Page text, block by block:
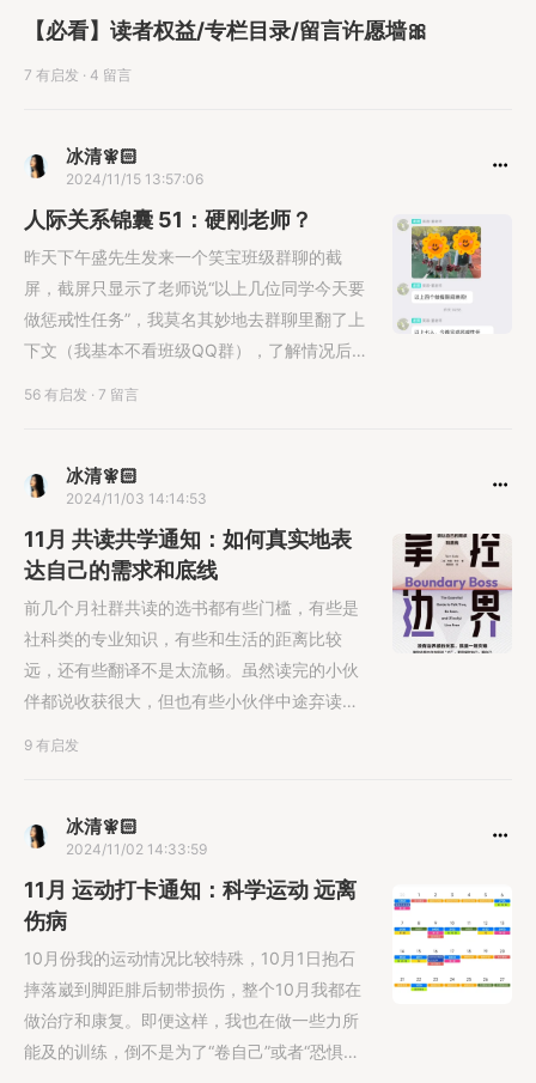
【必看】读者权益/专栏目录/留言许愿墙🎀
7 有启发 · 4 留言
冰清🧚🏻
2024/11/15 13:57:06
人际关系锦囊 51：硬刚老师？
昨天下午盛先生发来一个笑宝班级群聊的截
屏，截屏只显示了老师说“以上几位同学今天要
做惩戒性任务”，我莫名其妙地去群聊里翻了上
下文（我基本不看班级QQ群），了解情况后，
56 有启发 · 7 留言
冰清🧚🏻
2024/11/03 14:14:53
11月 共读共学通知：如何真实地表
达自己的需求和底线
前几个月社群共读的选书都有些门槛，有些是
社科类的专业知识，有些和生活的距离比较
远，还有些翻译不是太流畅。虽然读完的小伙
伴都说收获很大，但也有些小伙伴中途弃读比
9 有启发
冰清🧚🏻
2024/11/02 14:33:59
11月 运动打卡通知：科学运动 远离
伤病
10月份我的运动情况比较特殊，10月1日抱石
摔落崴到脚距腓后韧带损伤，整个10月我都在
做治疗和康复。即便这样，我也在做一些力所
能及的训练，倒不是为了“卷自己”或者“恐惧退